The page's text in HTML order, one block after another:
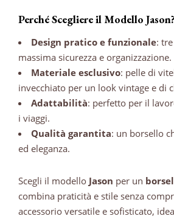
Perché Scegliere il Modello Jason?
Design pratico e funzionale:
massima sicurezza e organizzazione.
Materiale esclusivo: pelle di
invecchiato per un look vintage e di
Adattabilità: perfetto per il
i viaggi.
Qualità garantita: un borsello
ed eleganza.
Scegli il modello Jason per un
combina praticità e stile senza
accessorio versatile e sofisticato,